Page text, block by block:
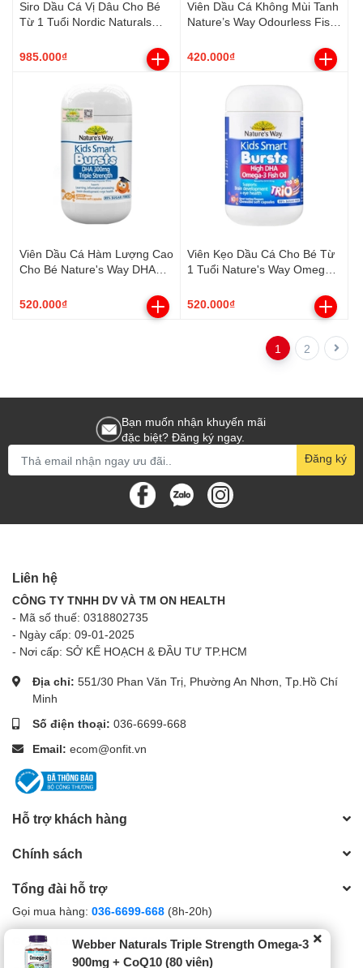
Siro Dầu Cá Vị Dâu Cho Bé
Từ 1 Tuổi Nordic Naturals
985.000₫
Viên Dầu Cá Không Mùi Tanh
Nature’s Way Odourless Fish
420.000₫
Viên Dầu Cá Hàm Lượng Cao
Cho Bé Nature's Way DHA
Viên)
520.000₫
Viên Kẹo Dầu Cá Cho Bé Từ
1 Tuổi Nature's Way Omega-
520.000₫
1 2
Bạn muốn nhận khuyến mãi
đặc biệt? Đăng ký ngay.
Đăng ký
Liên hệ
CÔNG TY TNHH DV VÀ TM ON HEALTH
- Mã số thuế: 0318802735
- Ngày cấp: 09-01-2025
- Nơi cấp: SỞ KẾ HOẠCH & ĐẦU TƯ TP.HCM
Địa chỉ: 551/30 Phan Văn Trị, Phường An Nhơn, Tp.Hồ Chí
Minh
Số điện thoại: 036-6699-668
Email: ecom@onfit.vn
Hỗ trợ khách hàng
Chính sách
Tổng đài hỗ trợ
Gọi mua hàng: 036-6699-668 (8h-20h)
Gọi bảo hành: 036-6699-668(8h-20h)
Webber Naturals Triple Strength Omega-3
900mg + CoQ10 (80 viên)